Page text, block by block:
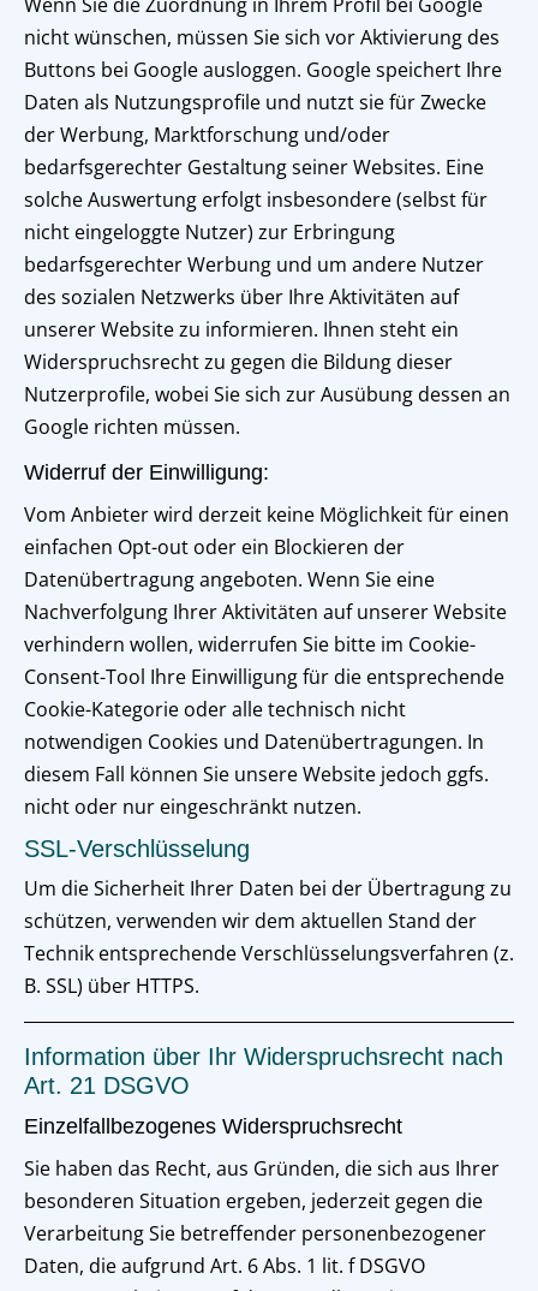
nicht wünschen, müssen Sie sich vor Aktivierung des
Buttons bei Google ausloggen. Google speichert Ihre
Daten als Nutzungsprofile und nutzt sie für Zwecke
der Werbung, Marktforschung und/oder
bedarfsgerechter Gestaltung seiner Websites. Eine
solche Auswertung erfolgt insbesondere (selbst für
nicht eingeloggte Nutzer) zur Erbringung
bedarfsgerechter Werbung und um andere Nutzer
des sozialen Netzwerks über Ihre Aktivitäten auf
unserer Website zu informieren. Ihnen steht ein
Widerspruchsrecht zu gegen die Bildung dieser
Nutzerprofile, wobei Sie sich zur Ausübung dessen an
Google richten müssen.
Widerruf der Einwilligung:
Vom Anbieter wird derzeit keine Möglichkeit für einen
einfachen Opt-out oder ein Blockieren der
Datenübertragung angeboten. Wenn Sie eine
Nachverfolgung Ihrer Aktivitäten auf unserer Website
verhindern wollen, widerrufen Sie bitte im Cookie-
Consent-Tool Ihre Einwilligung für die entsprechende
Cookie-Kategorie oder alle technisch nicht
notwendigen Cookies und Datenübertragungen. In
diesem Fall können Sie unsere Website jedoch ggfs.
nicht oder nur eingeschränkt nutzen.
SSL-Verschlüsselung
Um die Sicherheit Ihrer Daten bei der Übertragung zu
schützen, verwenden wir dem aktuellen Stand der
Technik entsprechende Verschlüsselungsverfahren (z.
B. SSL) über HTTPS.
Information über Ihr Widerspruchsrecht nach
Art. 21 DSGVO
Einzelfallbezogenes Widerspruchsrecht
Sie haben das Recht, aus Gründen, die sich aus Ihrer
besonderen Situation ergeben, jederzeit gegen die
Verarbeitung Sie betreffender personenbezogener
Daten, die aufgrund Art. 6 Abs. 1 lit. f DSGVO